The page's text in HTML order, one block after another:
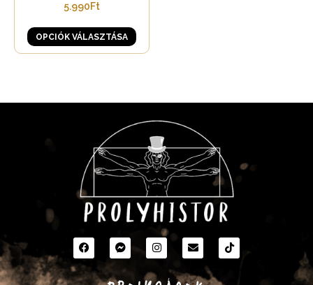
5.990Ft
OPCIÓK VÁLASZTÁSA